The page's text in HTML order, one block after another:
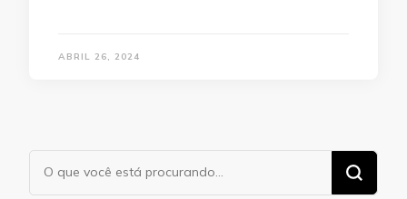
ABRIL 26, 2024
Procurando
algo?